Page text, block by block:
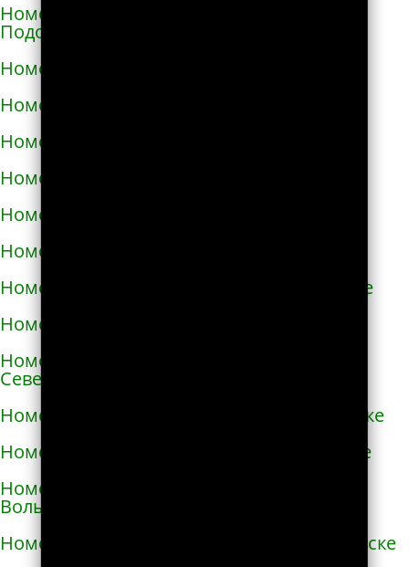
Номера телефонов такси в Могилёве-
Подольском
Номера телефонов такси в Мукачево
Номера телефонов такси в Надворной
Номера телефонов такси в Нежине
Номера телефонов такси в Немирове
Номера телефонов такси в Нетешине
Номера телефонов такси в Никополе
Номера телефонов такси в Новой Каховке
Номера телефонов такси в Новой Одессе
Номера телефонов такси в Новгороде-
Северском
Номера телефонов такси в Новоалексеевке
Номера телефонов такси в Нововолынске
Номера телефонов такси в Новограде-
Волынском
Номера телефонов такси в Новоднестровске